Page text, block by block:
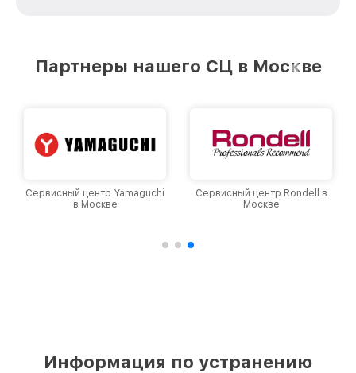
лучшим сервисным центром Philips в городе
Партнеры нашего СЦ в Москве
Сервисный центр Yamaguchi
в Москве
Сервисный центр Rondell в
Москве
Информация по устранению